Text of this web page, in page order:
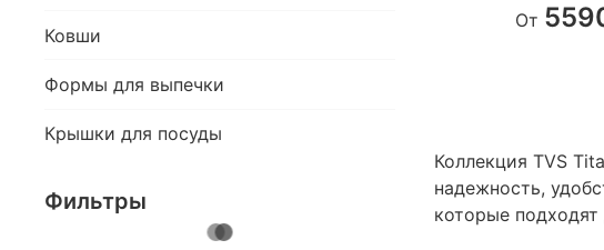
От
Коллекция TVS
надежность,
которые
Ковши
Формы для выпечки
Крышки для посуды
Фильтры